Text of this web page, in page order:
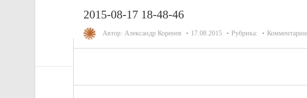
2015-08-17 18-48-46
Автор: Александр Коренев 17.08.2015 Рубрика: Комментарии